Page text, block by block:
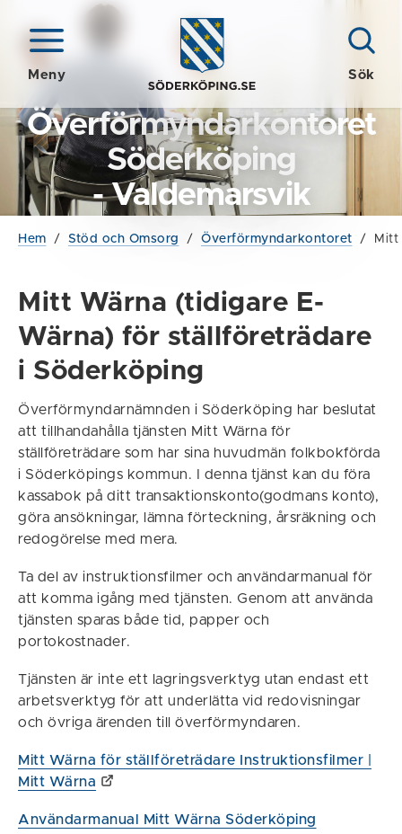
Meny Sök
Överförmyndarkontoret
Söderköping
- Valdemarsvik
Hem / Stöd och Omsorg / Överförmyndarkontoret / Mitt
Mitt Wärna (tidigare E-
Wärna) för ställföreträdare
i Söderköping
Överförmyndarnämnden i Söderköping har beslutat
att tillhandahålla tjänsten Mitt Wärna för
ställföreträdare som har sina huvudmän folkbokförda
i Söderköpings kommun. I denna tjänst kan du föra
kassabok på ditt transaktionskonto(godmans konto),
göra ansökningar, lämna förteckning, årsräkning och
redogörelse med mera.
Ta del av instruktionsfilmer och användarmanual för
att komma igång med tjänsten. Genom att använda
tjänsten sparas både tid, papper och
portokostnader.
Tjänsten är inte ett lagringsverktyg utan endast ett
arbetsverktyg för att underlätta vid redovisningar
och övriga ärenden till överförmyndaren.
Mitt Wärna för ställföreträdare Instruktionsfilmer |
Mitt Wärna
Användarmanual Mitt Wärna Söderköping